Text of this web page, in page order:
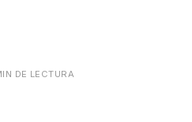
DE LECTURA